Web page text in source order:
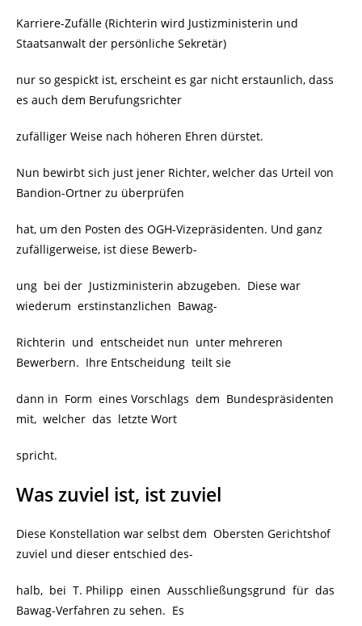
Karriere-Zufälle (Richterin wird Justizministerin und
Staatsanwalt der persönliche Sekretär)
nur so gespickt ist, erscheint es gar nicht erstaunlich, dass
es auch dem Berufungsrichter
zufälliger Weise nach höheren Ehren dürstet.
Nun bewirbt sich just jener Richter, welcher das Urteil von
Bandion-Ortner zu überprüfen
hat, um den Posten des OGH-Vizepräsidenten. Und ganz
zufälligerweise, ist diese Bewerb-
ung bei der Justizministerin abzugeben. Diese war
wiederum erstinstanzlichen Bawag-
Richterin und entscheidet nun unter mehreren
Bewerbern. Ihre Entscheidung teilt sie
dann in Form eines Vorschlags dem Bundespräsidenten
mit, welcher das letzte Wort
spricht.
Was zuviel ist, ist zuviel
Diese Konstellation war selbst dem Obersten Gerichtshof
zuviel und dieser entschied des-
halb, bei T. Philipp einen Ausschließungsgrund für das
Bawag-Verfahren zu sehen. Es